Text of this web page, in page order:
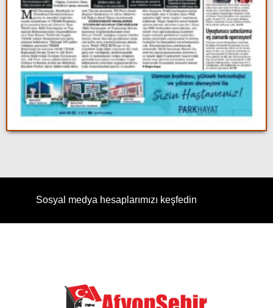
Sosyal medya hesaplarımızı keşfedin